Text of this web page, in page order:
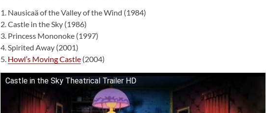
1. Nausicaä of the Valley of the Wind (1984)
2. Castle in the Sky (1986)
3. Princess Mononoke (1997)
4. Spirited Away (2001)
5. Howl’s Moving Castle (2004)
Castle in the Sky Theatrical Trailer HD